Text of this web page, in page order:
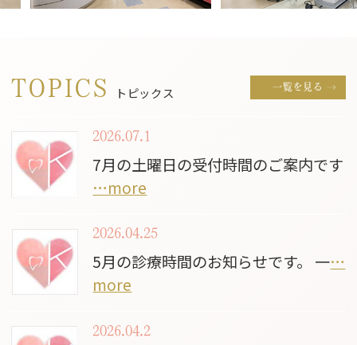
TOPICS トピックス 一覧を見る
2026.07.1
7月の土曜日の受付時間のご案内です
…more
2026.04.25
5月の診療時間のお知らせです。 一…
more
2026.04.2